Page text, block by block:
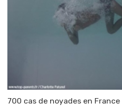
700 cas de noyades en